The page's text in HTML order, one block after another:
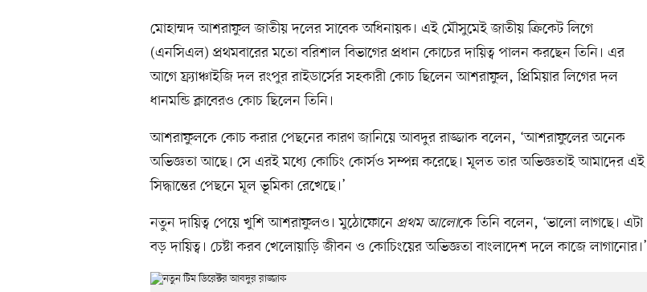
মোহাম্মদ আশরাফুল জাতীয় দলের সাবেক অধিনায়ক। এই মৌসুমেই জাতীয় ক্রিকেট লিগে
(এনসিএল) প্রথমবারের মতো বরিশাল বিভাগের প্রধান কোচের দায়িত্ব পালন করছেন তিনি। এর
আগে ফ্র্যাঞ্চাইজি দল রংপুর রাইডার্সের সহকারী কোচ ছিলেন আশরাফুল, প্রিমিয়ার লিগের দল
ধানমন্ডি ক্লাবেরও কোচ ছিলেন তিনি।
আশরাফুলকে কোচ করার পেছনের কারণ জানিয়ে আবদুর রাজ্জাক বলেন, ‘আশরাফুলের অনেক
অভিজ্ঞতা আছে। সে এরই মধ্যে কোচিং কোর্সও সম্পন্ন করেছে। মূলত তার অভিজ্ঞতাই আমাদের এই
সিদ্ধান্তের পেছনে মূল ভূমিকা রেখেছে।’
নতুন দায়িত্ব পেয়ে খুশি আশরাফুলও। মুঠোফোনে প্রথম আলোকে তিনি বলেন, ‘ভালো লাগছে। এটা
বড় দায়িত্ব। চেষ্টা করব খেলোয়াড়ি জীবন ও কোচিংয়ের অভিজ্ঞতা বাংলাদেশ দলে কাজে লাগানোর।’